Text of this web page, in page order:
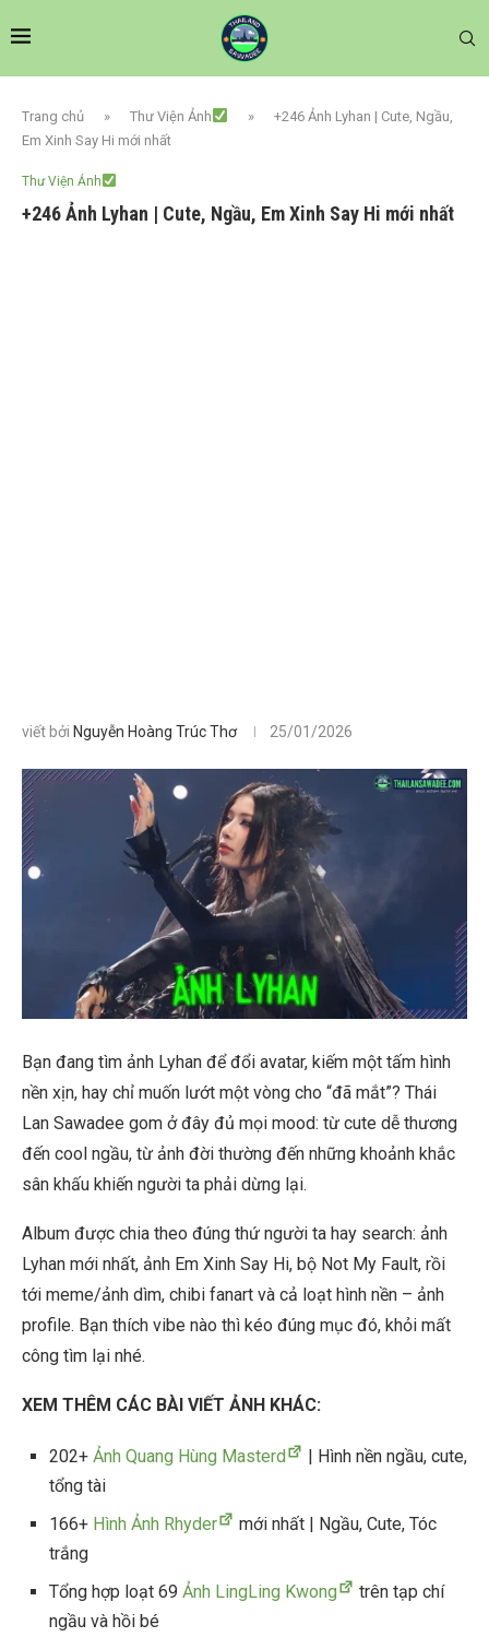
Trang chủ » Thư Viện Ảnh »
+246 Ảnh Lyhan | Cute, Ngầu,
Em Xinh Say Hi mới nhất
Thư Viện Ảnh
+246 Ảnh Lyhan | Cute, Ngầu, Em Xinh Say Hi mới nhất
viết bởi Nguyễn Hoàng Trúc Thơ 25/01/2026
Bạn đang tìm ảnh Lyhan để đổi avatar, kiếm một tấm hình
nền xịn, hay chỉ muốn lướt một vòng cho “đã mắt”? Thái
Lan Sawadee gom ở đây đủ mọi mood: từ cute dễ thương
đến cool ngầu, từ ảnh đời thường đến những khoảnh khắc
sân khấu khiến người ta phải dừng lại.
Album được chia theo đúng thứ người ta hay search: ảnh
Lyhan mới nhất, ảnh Em Xinh Say Hi, bộ Not My Fault, rồi
tới meme/ảnh dìm, chibi fanart và cả loạt hình nền – ảnh
profile. Bạn thích vibe nào thì kéo đúng mục đó, khỏi mất
công tìm lại nhé.
XEM THÊM CÁC BÀI VIẾT ẢNH KHÁC:
202+ Ảnh Quang Hùng Masterd
| Hình nền ngầu, cute,
tổng tài
166+ Hình Ảnh Rhyder
mới nhất | Ngầu, Cute, Tóc
trắng
Tổng hợp loạt 69 Ảnh LingLing Kwong
trên tạp chí
ngầu và hồi bé